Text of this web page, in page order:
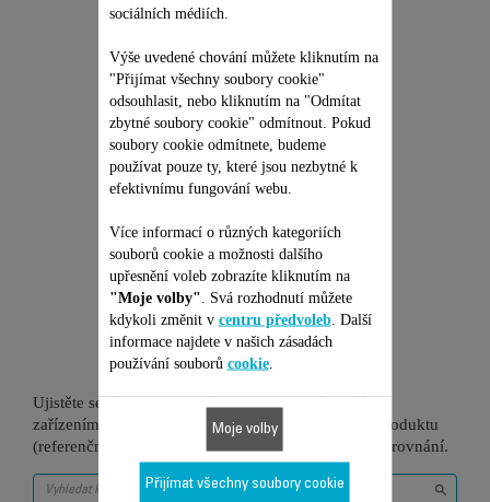
273,00 Kč
Přidat do nákupního košíku
Je vhodné pro 2
produktů
Ujistěte se, že je tato položka kompatibilní s vaším
zařízením/produktem. Zadejte prosím kód vašeho produktu
(referenční číslo) do vyhledávacího pole níže pro porovnání.
sociálních médiích.
Výše uvedené chování můžete kliknutím na
"Přijímat všechny soubory cookie"
odsouhlasit, nebo kliknutím na "Odmítat
zbytné soubory cookie" odmítnout. Pokud
soubory cookie odmítnete, budeme
používat pouze ty, které jsou nezbytné k
efektivnímu fungování webu.
Více informací o různých kategoriích
souborů cookie a možnosti dalšího
upřesnění voleb zobrazíte kliknutím na
"Moje volby" . Svá rozhodnutí můžete
kdykoli změnit v centru předvoleb. Další
informace najdete v našich zásadách
používání souborů cookie.
Moje volby
Přijímat všechny soubory cookie